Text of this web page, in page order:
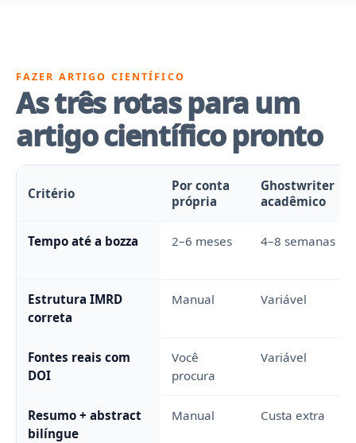
FAZER ARTIGO CIENTÍFICO
As três rotas para um
artigo científico pronto
Critério
Por conta
própria
Ghostwriter
acadêmico
Tempo até a bozza 2–6 meses 4–8 semanas
Estrutura IMRD
correta
Manual Variável
Fontes reais com
DOI
Você
procura
Variável
Resumo + abstract
bilíngue
Manual Custa extra